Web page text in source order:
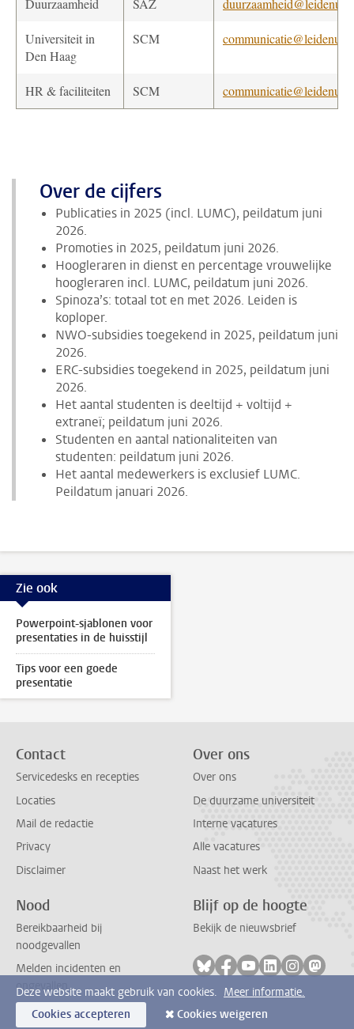
Duurzaamheid SAZ
Universiteit in
Den Haag
SCM
HR & faciliteiten SCM
Over de cijfers
Publicaties in 2025 (incl. LUMC), peildatum juni
2026.
Promoties in 2025, peildatum juni 2026.
Hoogleraren in dienst en percentage vrouwelijke
hoogleraren incl. LUMC, peildatum juni 2026.
Spinoza’s: totaal tot en met 2026. Leiden is
koploper.
NWO-subsidies toegekend in 2025, peildatum juni
2026.
ERC-subsidies toegekend in 2025, peildatum juni
2026.
Het aantal studenten is deeltijd + voltijd +
extraneï; peildatum juni 2026.
Studenten en aantal nationaliteiten van
studenten: peildatum juni 2026.
Het aantal medewerkers is exclusief LUMC.
Peildatum januari 2026.
Zie ook
Powerpoint-sjablonen voor
presentaties in de huisstijl
Tips voor een goede
presentatie
Contact
Servicedesks en recepties
Locaties
Mail de redactie
Privacy
Disclaimer
Over ons
Over ons
De duurzame universiteit
Interne vacatures
Alle vacatures
Naast het werk
Nood
Bereikbaarheid bij
noodgevallen
Melden incidenten en
ongevallen
Blijf op de hoogte
Bekijk de nieuwsbrief
Volg ons op bluesky
Volg ons op facebook
Volg ons op
Volg ons op
Volg ons
Volg
Deze website maakt gebruik van cookies. Meer informatie.
Cookies accepteren
Cookies weigeren